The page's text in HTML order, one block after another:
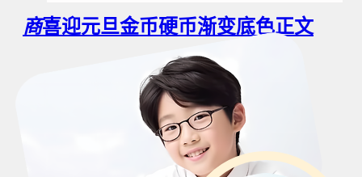
商喜迎元旦金币硬币渐变底色正文